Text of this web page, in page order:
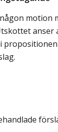
motion
anser